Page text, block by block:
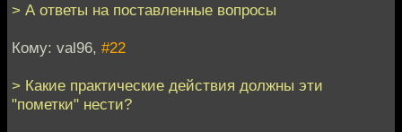
> А ответы на поставленные вопросы
Кому: val96, #22
> Какие практические действия должны эти
"пометки" нести?